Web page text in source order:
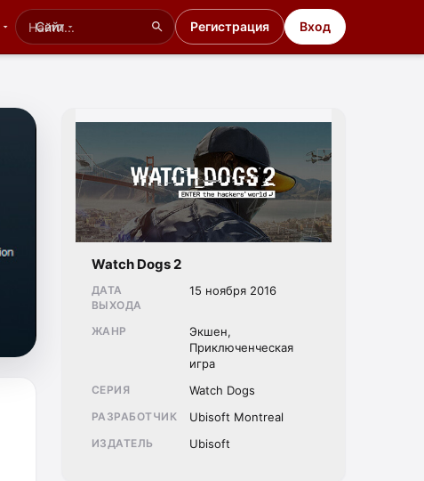
Сайт Регистрация Вход
Watch Dogs 2
ДАТА
ВЫХОДА
15 ноября 2016
ЖАНР
Экшен,
Приключенческая
игра
СЕРИЯ Watch Dogs
РАЗРАБОТЧИК Ubisoft Montreal
ИЗДАТЕЛЬ Ubisoft